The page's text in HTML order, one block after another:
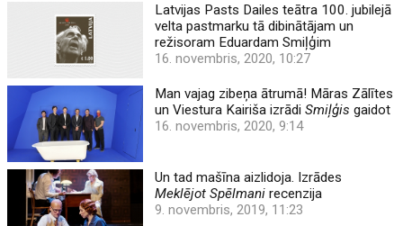
Latvijas Pasts Dailes teātra 100. jubilejā
velta pastmarku tā dibinātājam un
režisoram Eduardam Smiļģim
16. novembris, 2020, 10:27
Man vajag zibeņa ātrumā! Māras Zālītes
un Viestura Kairiša izrādiSmiļģis gaidot
16. novembris, 2020, 9:14
Un tad mašīna aizlidoja. Izrādes
Meklējot Spēlmani recenzija
9. novembris, 2019, 11:23